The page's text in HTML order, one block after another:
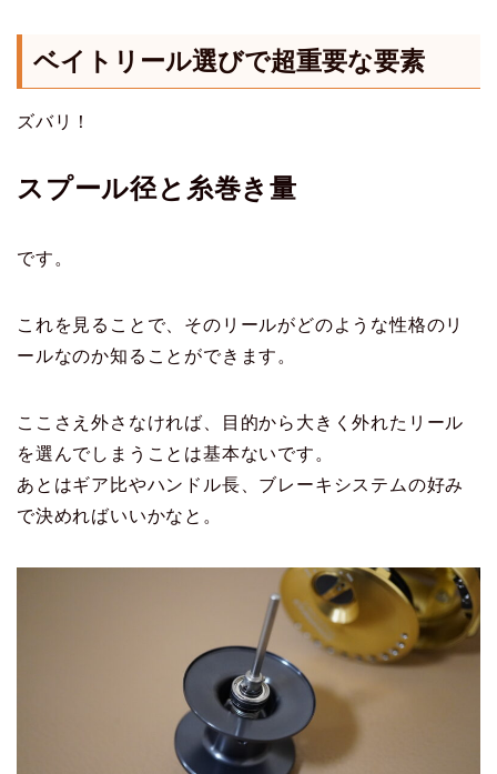
ベイトリール選びで超重要な要素
ズバリ！
スプール径と糸巻き量
です。
これを見ることで、そのリールがどのような性格のリ
ールなのか知ることができます。
ここさえ外さなければ、目的から大きく外れたリール
を選んでしまうことは基本ないです。
あとはギア比やハンドル長、ブレーキシステムの好み
で決めればいいかなと。